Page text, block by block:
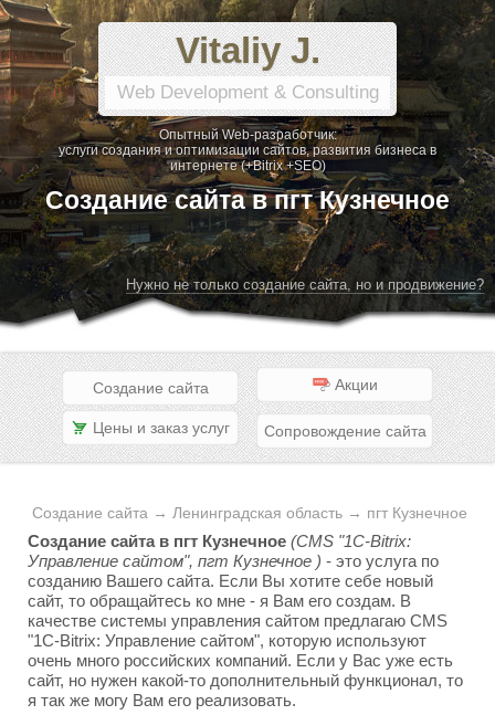
Vitaliy J.
Web Development & Consulting
Опытный Web-разработчик:
услуги создания и оптимизации сайтов, развития бизнеса в
интернете (+Bitrix +SEO)
Создание сайта в пгт Кузнечное
Нужно не только создание сайта, но и продвижение?
Создание сайта Акции
Цены и заказ услуг Сопровождение сайта
Создание сайта → Ленинградская область → пгт Кузнечное
Создание сайта в пгт Кузнечное (CMS "1C-Bitrix:
Управление сайтом", пгт Кузнечное ) - это услуга по
созданию Вашего сайта. Если Вы хотите себе новый
сайт, то обращайтесь ко мне - я Вам его создам. В
качестве системы управления сайтом предлагаю CMS
"1C-Bitrix: Управление сайтом", которую используют
очень много российских компаний. Если у Вас уже есть
сайт, но нужен какой-то дополнительный функционал, то
я так же могу Вам его реализовать.